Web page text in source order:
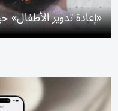
«إعادة تدوير الأطفال»